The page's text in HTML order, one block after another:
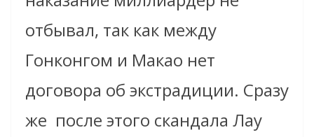
отбывал, так как между
Гонконгом и Макао нет
договора об экстрадиции. Сразу
же после этого скандала Лау